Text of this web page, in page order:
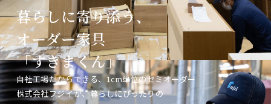
暮らしに寄り添う、
オーダー家具
「すきまくん」
自社工場だからできる、1cm単位のセミオーダー
株式会社フジイが、暮らしにぴったりの
暮らしに寄り添う、
オーダー家具
「すきまくん」
自社工場だからできる、1cm単位のセミオーダー
株式会社フジイが、暮らしにぴったりの
暮らしに寄り添う、
オーダー家具
「すきまくん」
自社工場だからできる、1cm単位のセミオーダー
株式会社フジイが、暮らしにぴったりの